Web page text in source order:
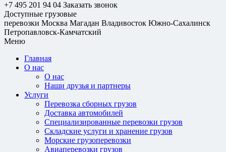
+7 495 201 94 04 Заказать звонок
Доступные грузовые
перевозки Москва Магадан Владивосток Южно-Сахалинск
Петропавловск-Камчатский
Меню
Главная
О нас
О нас
Наши друзья и партнеры
Услуги
Перевозка сборных грузов
Доставка автомобилей
Специализированные перевозки грузов
Складские услуги и хранение грузов
Морские грузоперевозки
Авиаперевозки грузов